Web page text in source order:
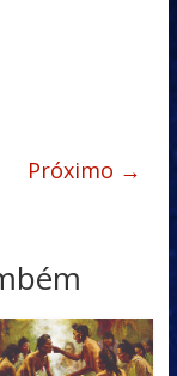
Próximo →